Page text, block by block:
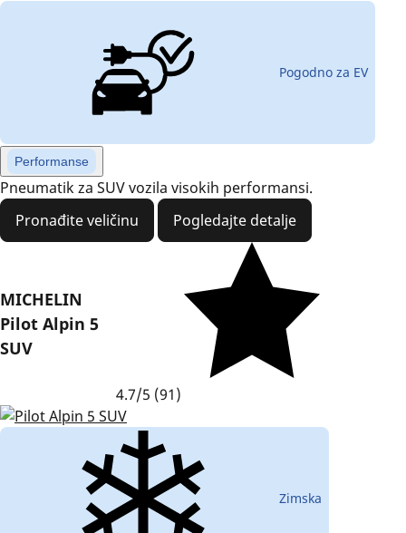
Pogodno za EV
Performanse
Pneumatik za SUV vozila visokih performansi.
Pronađite veličinu
Pogledajte detalje
MICHELIN
Pilot Alpin 5
SUV
4.7/5 (91)
Zimska